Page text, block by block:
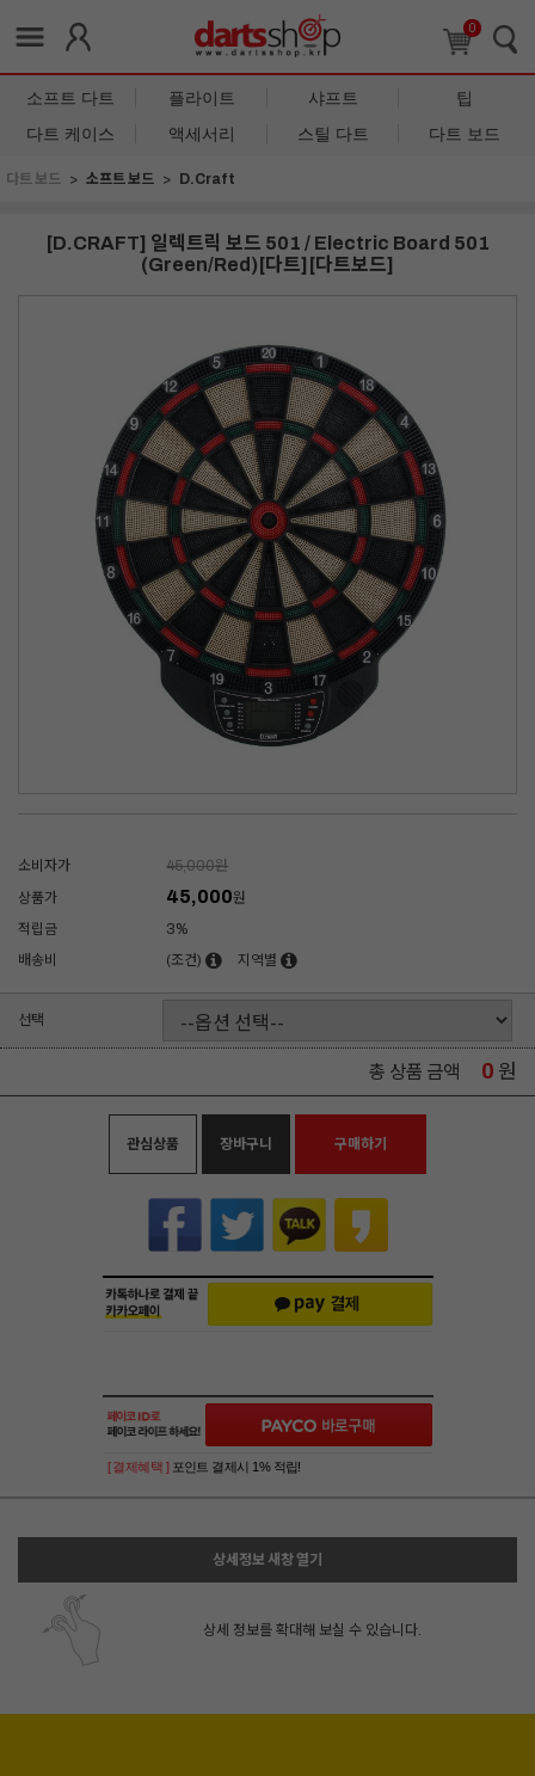
0
소프트 다트 플라이트 샤프트
팁
다트 케이스
액세서리 스틸 다트 다트 보드
다트 보드 소프트 보드 D.Craft
[D.CRAFT] 일렉트릭 보드 501 / Electric Board 501
(Green/Red)[다트][다트보드]
소비자가 45,000원
상품가
45,000원
적립금
3%
배송비
(조건) 지역별
선택
총 상품 금액 0 원
관심상품 장바구니 구매하기
[ 결제혜택 ] 포인트 결제시 1% 적립!
상세정보 새창 열기
상세 정보를 확대해 보실 수 있습니다.